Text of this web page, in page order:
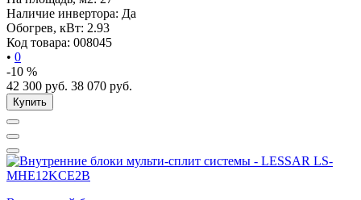
Наличие инвертора: Да
Обогрев, кВт: 2.93
Код товара: 008045
• 0
-10 %
42 300 руб. 38 070 руб.
Купить